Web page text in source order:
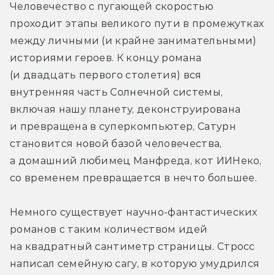
Человечество с пугающей скоростью
проходит этапы великого пути в промежутках
между личными (и крайне занимательными)
историями героев. К концу романа
(и двадцать первого столетия) вся
внутренняя часть Солнечной системы,
включая нашу планету, деконструирована
и превращена в суперкомпьютер, Сатурн
становится новой базой человечества,
а домашний любимец Манфреда, кот ИИНеко,
со временем превращается в нечто большее.
Немного существует научно-фантастических
романов с таким количеством идей
на квадратный сантиметр страницы. Стросс
написал семейную сагу, в которую умудрился